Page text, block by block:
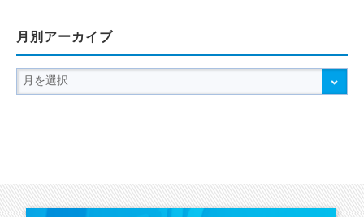
月別アーカイブ